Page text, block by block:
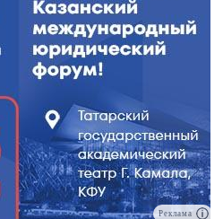
Реклама